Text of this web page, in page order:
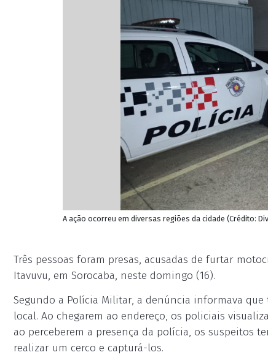
A ação ocorreu em diversas regiões da cidade (Crédito:
Três pessoas foram presas, acusadas de furtar
Itavuvu, em Sorocaba, neste domingo (16).
Segundo a Polícia Militar, a denúncia informava
local. Ao chegarem ao endereço, os policiais
ao perceberem a presença da polícia, os suspeitos
realizar um cerco e capturá-los.